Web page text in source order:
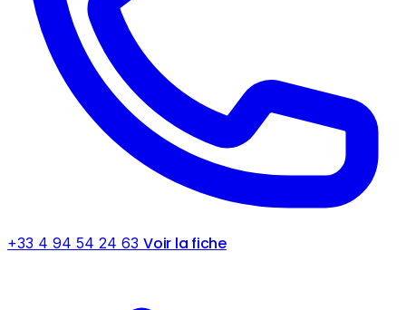
+33 4 94 54 24 63 Voir la fiche